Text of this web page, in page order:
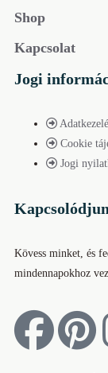
Shop
Kapcsolat
Jogi
Cookie
Jogi
Kövess minket, és
mindennapokhoz